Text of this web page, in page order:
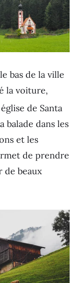
bas de la ville
la voiture,
église de Santa
balade dans les
et les
de prendre
de beaux